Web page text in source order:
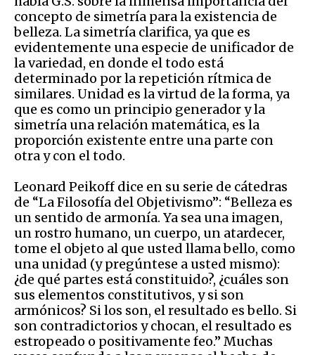
concepto de simetría para la existencia de
belleza. La simetría clarifica, ya que es
evidentemente una especie de unificador de
la variedad, en donde el todo está
determinado por la repetición rítmica de
similares. Unidad es la virtud de la forma, ya
que es como un principio generador y la
simetría una relación matemática, es la
proporción existente entre una parte con
otra y con el todo.
​Leonard Peikoff dice en su serie de cátedras
de “La Filosofía del Objetivismo”: “Belleza es
un sentido de armonía. Ya sea una imagen,
un rostro humano, un cuerpo, un atardecer,
tome el objeto al que usted llama bello, como
una unidad (y pregúntese a usted mismo):
¿de qué partes está constituido?, ¿cuáles son
sus elementos constitutivos, y si son
armónicos? Si los son, el resultado es bello. Si
son contradictorios y chocan, el resultado es
estropeado o positivamente feo.” Muchas